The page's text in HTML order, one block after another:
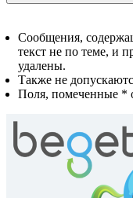
Сообщения,
текст не по теме, и
удалены.
Также не
Поля, помеченные *